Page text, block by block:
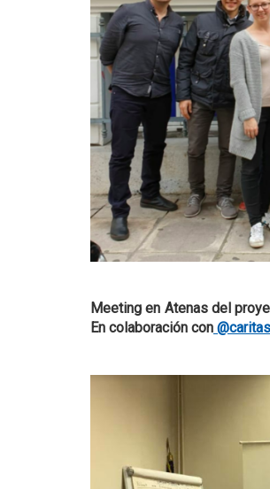
Meeting en Atenas del
En colaboración con